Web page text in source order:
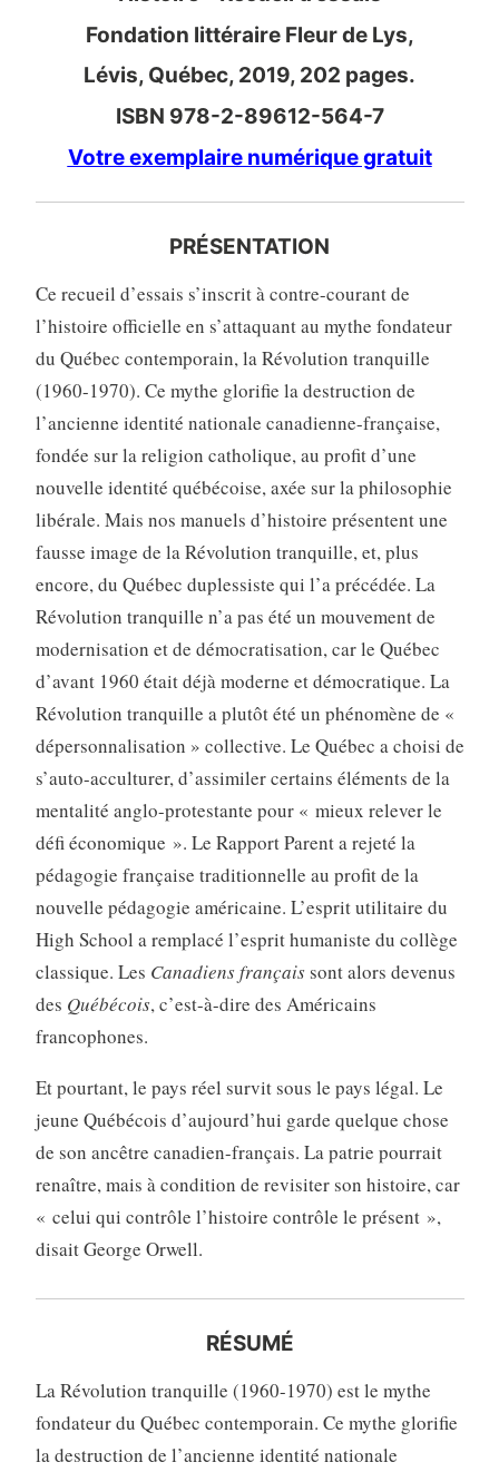
Fondation littéraire Fleur de Lys,
Lévis, Québec, 2019, 202 pages.
ISBN 978-2-89612-564-7
Votre exemplaire numérique gratuit
PRÉSENTATION
Ce recueil d’essais s’inscrit à contre-courant de
l’histoire officielle en s’attaquant au mythe fondateur
du Québec contemporain, la Révolution tranquille
(1960-1970). Ce mythe glorifie la destruction de
l’ancienne identité nationale canadienne-française,
fondée sur la religion catholique, au profit d’une
nouvelle identité québécoise, axée sur la philosophie
libérale. Mais nos manuels d’histoire présentent une
fausse image de la Révolution tranquille, et, plus
encore, du Québec duplessiste qui l’a précédée. La
Révolution tranquille n’a pas été un mouvement de
modernisation et de démocratisation, car le Québec
d’avant 1960 était déjà moderne et démocratique. La
Révolution tranquille a plutôt été un phénomène de «
dépersonnalisation » collective. Le Québec a choisi de
s’auto-acculturer, d’assimiler certains éléments de la
mentalité anglo-protestante pour « mieux relever le
défi économique ». Le Rapport Parent a rejeté la
pédagogie française traditionnelle au profit de la
nouvelle pédagogie américaine. L’esprit utilitaire du
High School a remplacé l’esprit humaniste du collège
classique. Les Canadiens françaissont alors devenus
des Québécois, c’est-à-dire des Américains
francophones.
Et pourtant, le pays réel survit sous le pays légal. Le
jeune Québécois d’aujourd’hui garde quelque chose
de son ancêtre canadien-français. La patrie pourrait
renaître, mais à condition de revisiter son histoire, car
« celui qui contrôle l’histoire contrôle le présent »,
disait George Orwell.
RÉSUMÉ
La Révolution tranquille (1960-1970) est le mythe
fondateur du Québec contemporain. Ce mythe glorifie
la destruction de l’ancienne identité nationale